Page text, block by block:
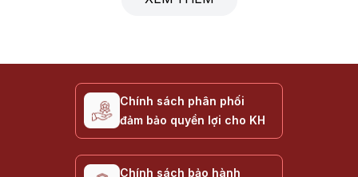
Chính sách phân phối
đảm bảo quyền lợi cho KH
Chính sách bảo hành